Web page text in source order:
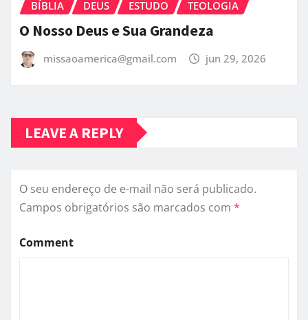
BÍBLIA DEUS ESTUDO TEOLOGIA
O Nosso Deus e Sua Grandeza
missaoamerica@gmail.com jun 29, 2026
LEAVE A REPLY
O seu endereço de e-mail não será publicado.
Campos obrigatórios são marcados com *
Comment